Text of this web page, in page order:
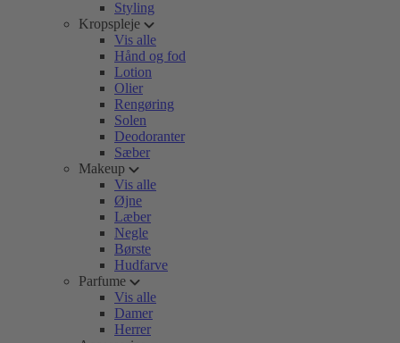
Styling
Kropspleje
Vis alle
Hånd og fod
Lotion
Olier
Rengøring
Solen
Deodoranter
Sæber
Makeup
Vis alle
Øjne
Læber
Negle
Børste
Hudfarve
Parfume
Vis alle
Damer
Herrer